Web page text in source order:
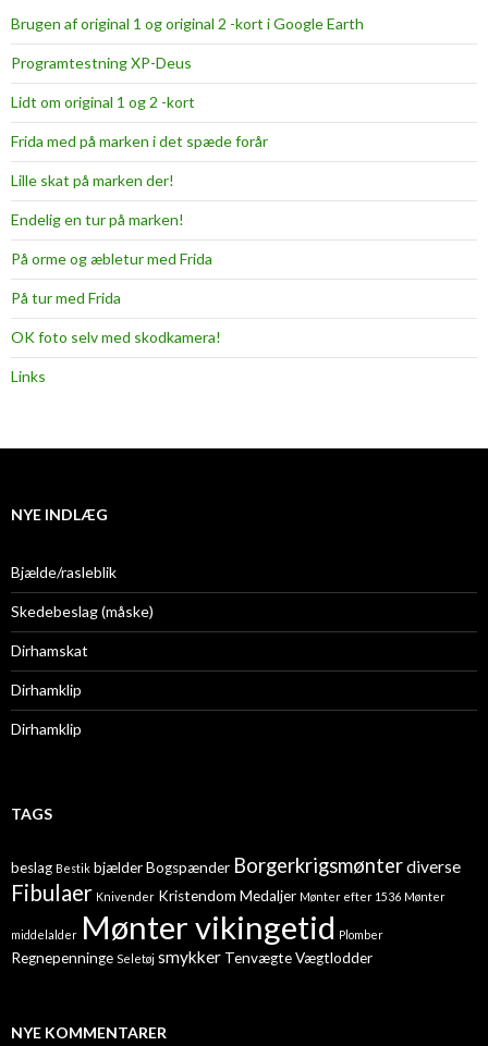
Brugen af original 1 og original 2 -kort i Google Earth
Programtestning XP-Deus
Lidt om original 1 og 2 -kort
Frida med på marken i det spæde forår
Lille skat på marken der!
Endelig en tur på marken!
På orme og æbletur med Frida
På tur med Frida
OK foto selv med skodkamera!
Links
NYE INDLÆG
Bjælde/rasleblik
Skedebeslag (måske)
Dirhamskat
Dirhamklip
Dirhamklip
TAGS
beslag Bestik bjælderBogspænder Borgerkrigsmønterdiverse
Fibulaer Knivender Kristendom Medaljer Mønter efter 1536 Mønter
middelalder Mønter vikingetid Plomber
Regnepenninge Seletøj smykker TenvægteVægtlodder
NYE KOMMENTARER